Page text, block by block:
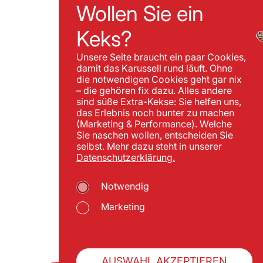
Wollen Sie ein
Keks?
Unsere Seite braucht ein paar Cookies,
damit das Karussell rund läuft. Ohne
die notwendigen Cookies geht gar nix
– die gehören fix dazu. Alles andere
sind süße Extra-Kekse: Sie helfen uns,
das Erlebnis noch bunter zu machen
(Marketing & Performance). Welche
Sie naschen wollen, entscheiden Sie
selbst. Mehr dazu steht in unserer
Datenschutzerklärung.
Notwendig
Marketing